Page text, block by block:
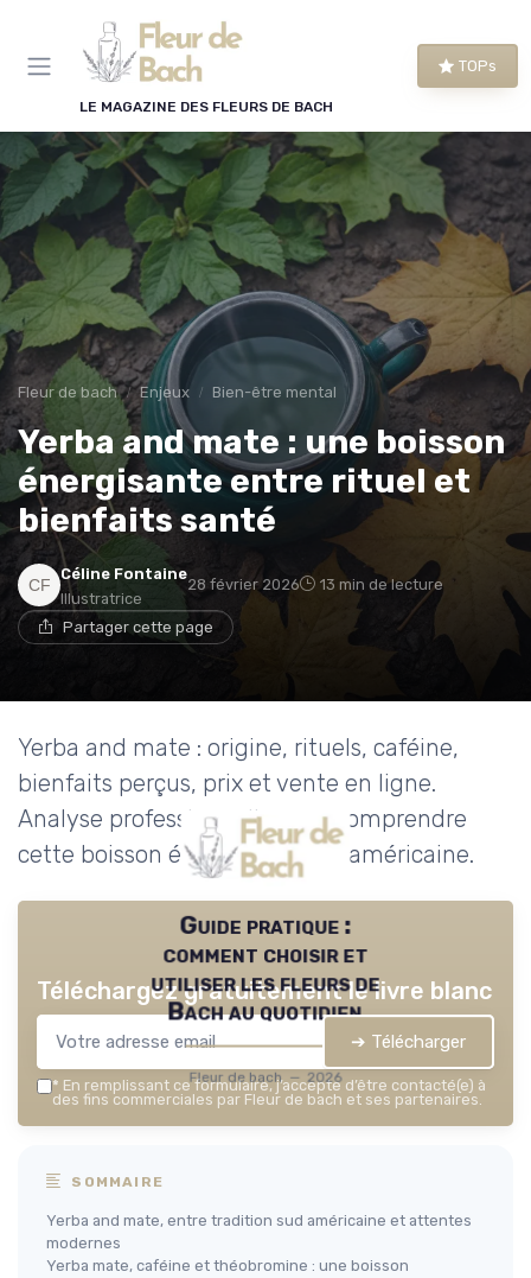
LE MAGAZINE DES FLEURS DE BACH
TOPs
Fleur de bach Enjeux Bien-être mental
Yerba and mate : une boisson
énergisante entre rituel et
bienfaits santé
Céline Fontaine
Illustratrice
28 février 2026 13 min de lecture
Partager cette page
Yerba and mate : origine, rituels, caféine,
bienfaits perçus, prix et vente en ligne.
Analyse professionnelle pour comprendre
cette boisson énergisante sud américaine.
Guide pratique :
comment choisir et
utiliser les fleurs de
Bach au quotidien
Fleur de bach — 2026
Téléchargez gratuitement le livre blanc
➔ Télécharger
* En remplissant ce formulaire, j’accepte d’être contacté(e) à
des fins commerciales par Fleur de bach et ses partenaires.
SOMMAIRE
Yerba and mate, entre tradition sud américaine et attentes
modernes
Yerba mate, caféine et théobromine : une boisson